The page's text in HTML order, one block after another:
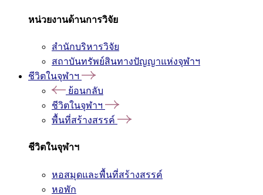
หน่วยงานด้านการวิจัย
สำนักบริหารวิจัย
สถาบันทรัพย์สินทางปัญญาแห่งจุฬาฯ
ชีวิตในจุฬาฯ
ย้อนกลับ
ชีวิตในจุฬาฯ
พื้นที่สร้างสรรค์
ชีวิตในจุฬาฯ
หอสมุดและพื้นที่สร้างสรรค์
หอพัก